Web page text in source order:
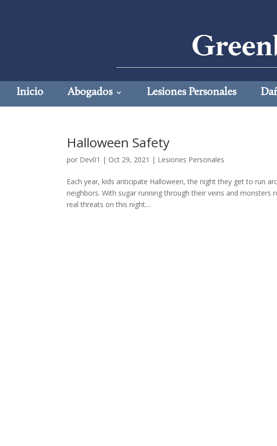
Inicio Abogados Lesiones Personales
Halloween Safety
por Dev01 | Oct 29, 2021 | Lesiones Personales
Each year, kids anticipate Halloween, the night they get to run
neighbors. With sugar running through their veins and
real threats on this night....